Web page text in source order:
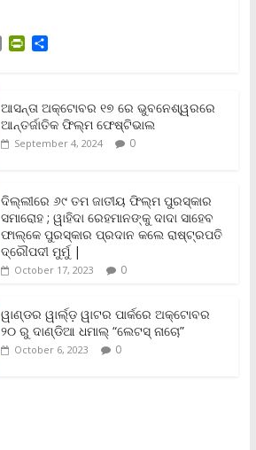
C
L
i
n
k
P
t
F
r
i
d
l
y
S
e
ଆସନ୍ତା ଅକ୍ଟୋବର ୧୭ ରେ ଭୁବନେଶ୍ୱରରେ
ଆନ୍ତର୍ଜାତିକ ଫିଲ୍ମ ଫେଷ୍ଟିଭାଲ
September 4, 2024 0
ଦିଲ୍ଲୀରେ ୬୯ ତମ ଜାତୀୟ ଫିଲ୍ମ ପୁରସ୍କାର
ସମାରୋହ ; ୱାହିଦା ରେହମାନଙ୍କୁ ଦାଦା ସାହେବ
ଫାଲ୍‌କେ ପୁରସ୍କାର ପ୍ରଦାନ କଲେ ରାଷ୍ଟ୍ରପତି
ଦ୍ରୌପଦୀ ମୁର୍ମୁ |
October 17, 2023 0
ୱାଣ୍ଡର ୱାର୍ଲ୍‌ଡ଼ ୱାଟର ପାର୍କରେ ଅକ୍ଟୋବର
୨୦ ରୁ ଦାଣ୍ଡିଆ ଧମାଲ୍ “ଲେଟସ୍ ନାଚୋ”
October 6, 2023 0